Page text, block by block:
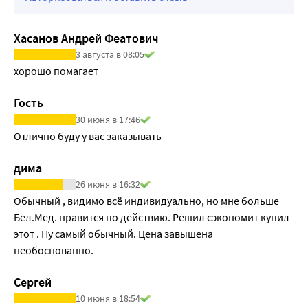
Хасанов Андрей Феатович
3 августа в 08:05
хорошо помагает
Гость
30 июня в 17:46
Отлично буду у вас заказывать
дима
26 июня в 16:32
Обычный , видимо всё индивидуально, но мне больше
Бел.Мед. нравится по действию. Решил сэкономит купил
этот . Ну самый обычный. Цена завышена
необоснованно.
Сергей
10 июня в 18:54